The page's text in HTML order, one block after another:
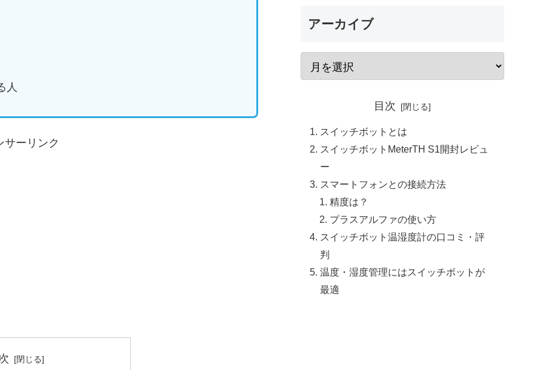
人
サーリンク
アーカイブ
目次
スイッチボットとは
スイッチボットMeterTH S1開封レビュ
ー
スマートフォンとの接続方法
精度は？
プラスアルファの使い方
スイッチボット温湿度計の口コミ・評
判
温度・湿度管理にはスイッチボットが
最適